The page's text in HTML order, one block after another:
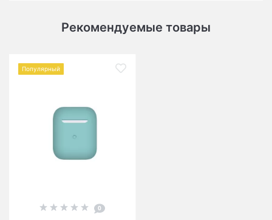
Рекомендуемые товары
Популярный
0